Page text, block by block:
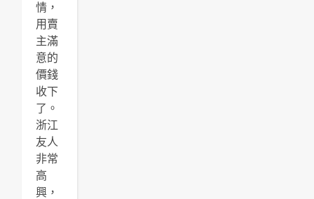
情，
用賣
主滿
意的
價錢
收下
了。
浙江
友人
非常
高
興，